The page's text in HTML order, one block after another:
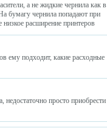
а не жидкие чернила как в
бумагу чернила попадают при
расширение принтеров
ему подходит, какие расходные
просто приобрести